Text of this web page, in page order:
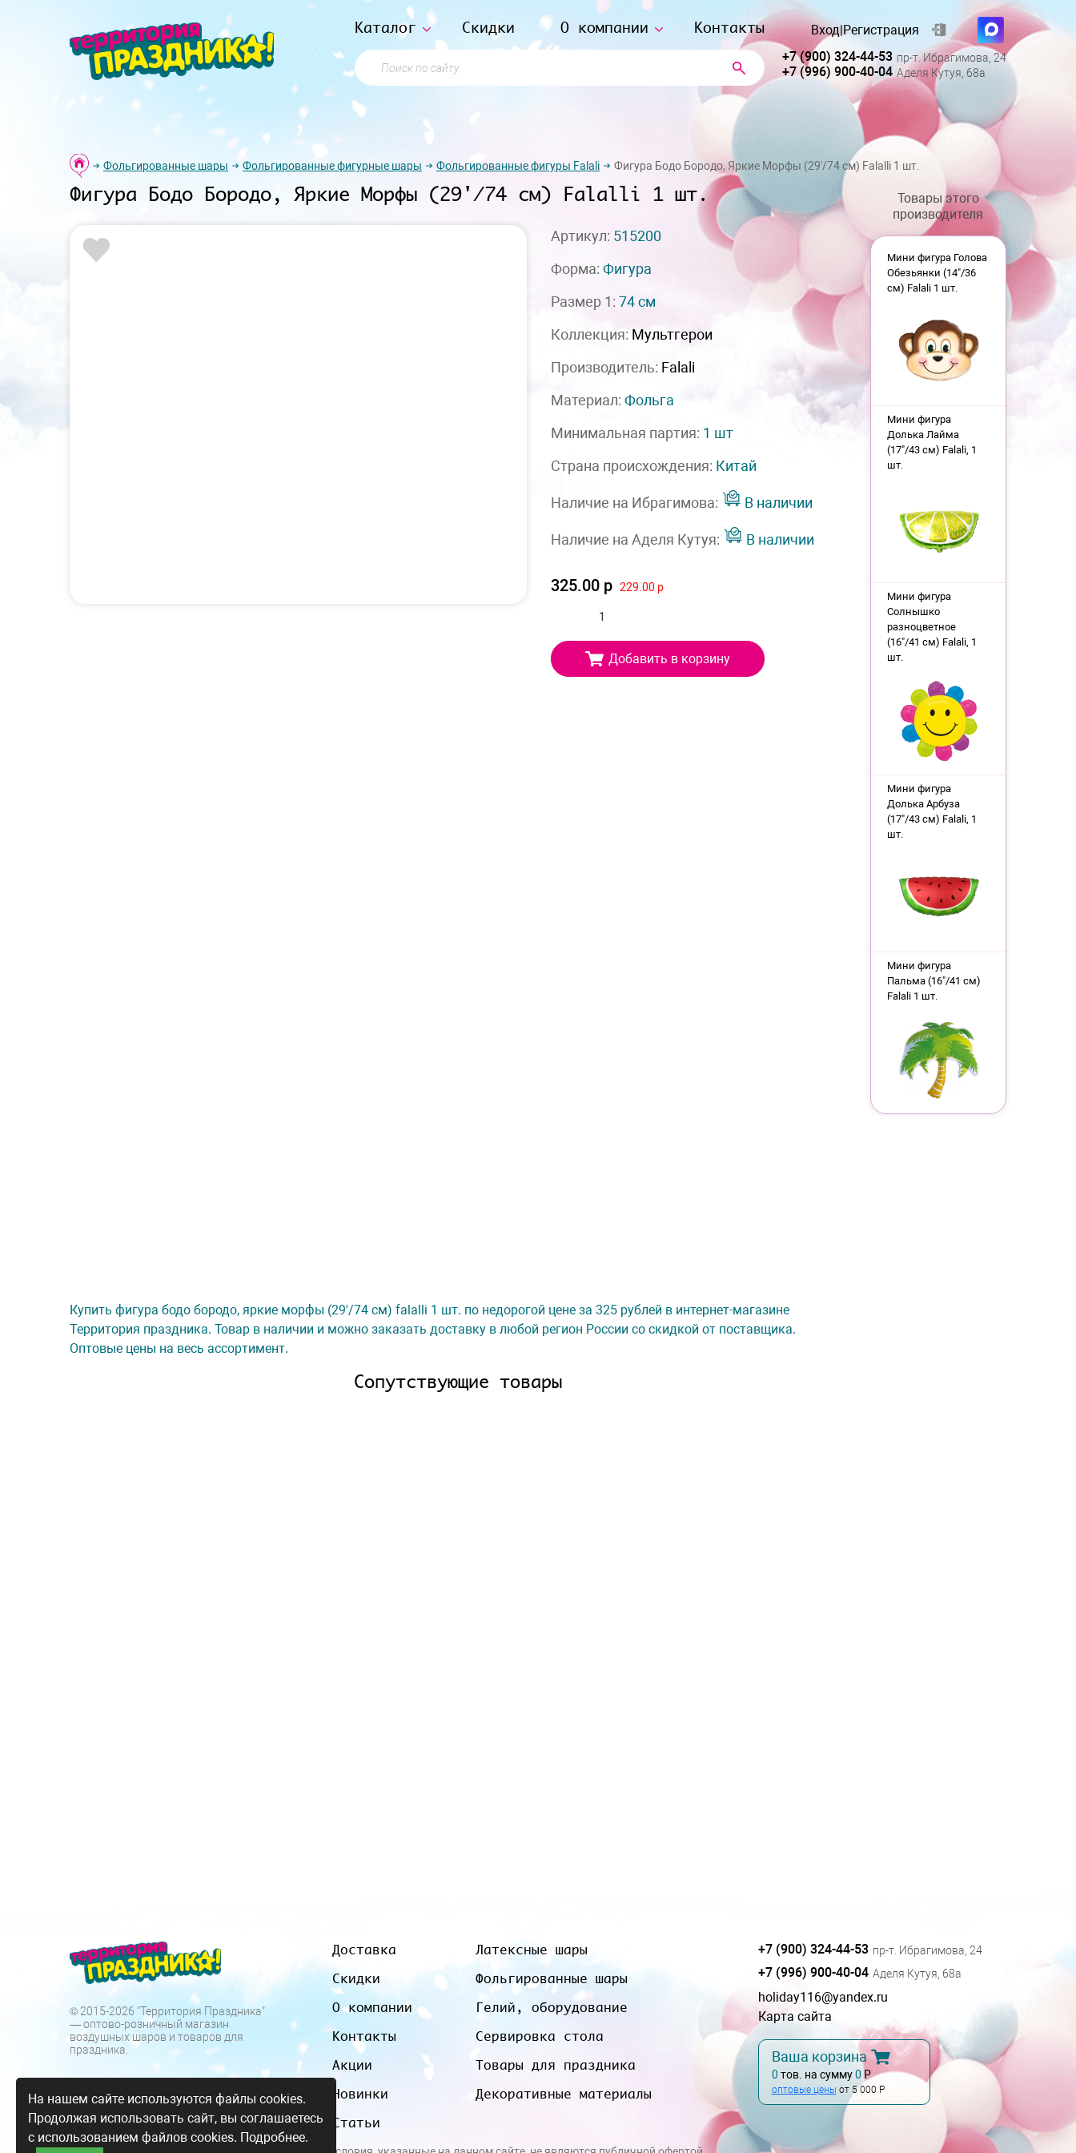
Каталог Скидки О компании Контакты
Поиск по сайту
Вход|Регистрация
+7 (900) 324-44-53 пр-т. Ибрагимова, 24
+7 (996) 900-40-04 Аделя Кутуя, 68а
Фольгированные шары Фольгированные фигурные шары Фольгированные фигуры Falali Фигура Бодо Бородо, Яркие Морфы (29'/74 см) Falalli 1 шт.
Фигура Бодо Бородо, Яркие Морфы (29'/74 см) Falalli 1 шт.
Артикул: 515200
Форма: Фигура
Размер 1: 74 см
Коллекция: Мультгерои
Производитель: Falali
Материал: Фольга
Минимальная партия: 1 шт
Страна происхождения: Китай
Наличие на Ибрагимова: В наличии
Наличие на Аделя Кутуя: В наличии
325.00 р 229.00 р
Добавить в корзину
Купить фигура бодо бородо, яркие морфы (29'/74 см) falalli 1 шт. по недорогой цене за 325 рублей в интернет-магазине
Территория праздника. Товар в наличии и можно заказать доставку в любой регион России со скидкой от поставщика.
Оптовые цены на весь ассортимент.
Сопутствующие товары
Товары этого
производителя
Мини фигура Голова
Обезьянки (14"/36
см) Falali 1 шт.
Мини фигура
Долька Лайма
(17"/43 см) Falali, 1
шт.
Мини фигура
Солнышко
разноцветное
(16"/41 см) Falali, 1
шт.
Мини фигура
Долька Арбуза
(17"/43 см) Falali, 1
шт.
Мини фигура
Пальма (16"/41 см)
Falali 1 шт.
© 2015-2026 "Территория Праздника"
— оптово-розничный магазин
воздушных шаров и товаров для
праздника.
Доставка
Скидки
О компании
Контакты
Акции
Новинки
Статьи
Латексные шары
Фольгированные шары
Гелий, оборудование
Сервировка стола
Товары для праздника
Декоративные материалы
+7 (900) 324-44-53 пр-т. Ибрагимова, 24
+7 (996) 900-40-04 Аделя Кутуя, 68а
holiday116@yandex.ru
Карта сайта
Ваша корзина
0 тов. на сумму0 Р
оптовые цены от 5 000 Р
На нашем сайте используются файлы cookies.
Продолжая использовать сайт, вы соглашаетесь
с использованием файлов cookies. Подробнее.